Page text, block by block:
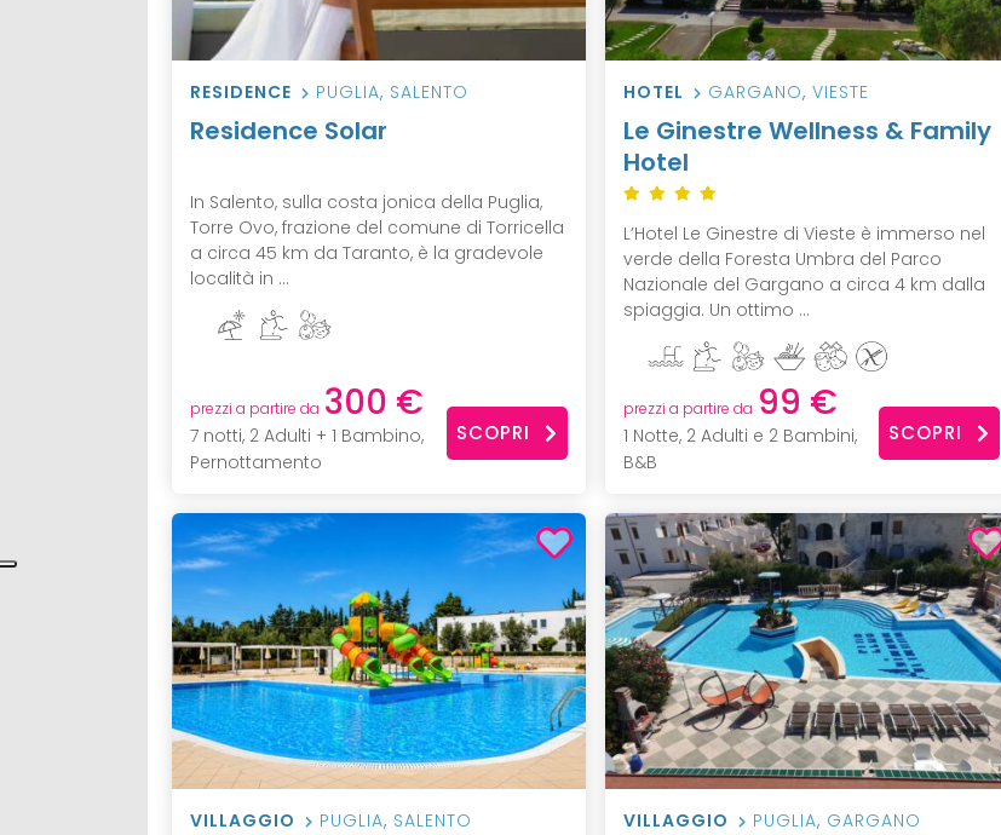
RESIDENCE PUGLIA, SALENTO
Residence Solar
In Salento, sulla costa jonica della Puglia,
Torre Ovo, frazione del comune di Torricella
a circa 45 km da Taranto, è la gradevole
località in ...
prezzi a partire da 300 €
7 notti, 2 Adulti + 1 Bambino,
Pernottamento
SCOPRI
HOTEL GARGANO, VIESTE
Le Ginestre Wellness & Family
Hotel
L’Hotel Le Ginestre di Vieste è immerso nel
verde della Foresta Umbra del Parco
Nazionale del Gargano a circa 4 km dalla
spiaggia. Un ottimo ...
prezzi a partire da 99 €
1 Notte, 2 Adulti e 2 Bambini,
B&B
SCOPRI
VILLAGGIO PUGLIA, SALENTO VILLAGGIO PUGLIA, GARGANO